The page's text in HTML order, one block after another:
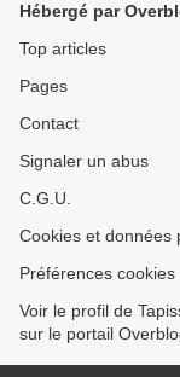
Hébergé par
Top articles
Pages
Contact
Signaler un abus
C.G.U.
Cookies et données
Préférences cookies
Voir le profil de
sur le portail